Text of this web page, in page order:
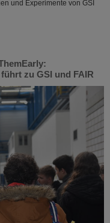
und Experimente von GSI
zu GSI und FAIR